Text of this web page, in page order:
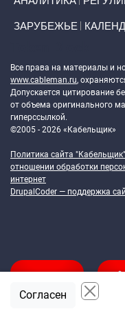
ЗАРУБЕЖЬЕ
Все права на материалы и
www.cableman.ru,
Допускается цитирование
от объема оригинального
гиперссылкой.
©2005 - 2026 «Кабельщик»
Политика сайта
отношении обработки
интернет
DrupalCoder — поддержка
Согласен